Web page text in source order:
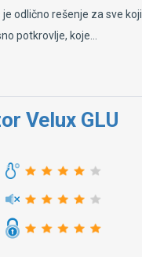
odlično rešenje za sve koji
potkrovlje, koje...
Velux GLU